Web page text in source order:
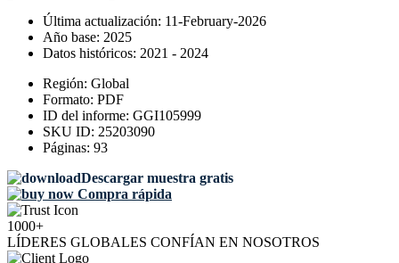
Última actualización: 11-February-2026
Año base: 2025
Datos históricos: 2021 - 2024
Región: Global
Formato: PDF
ID del informe: GGI105999
SKU ID: 25203090
Páginas: 93
Descargar muestra gratis
Compra rápida
1000+
LÍDERES GLOBALES CONFÍAN EN NOSOTROS